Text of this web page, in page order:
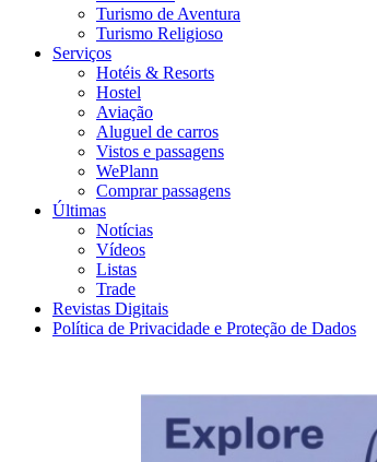
Turismo de Aventura
Turismo Religioso
Serviços
Hotéis & Resorts
Hostel
Aviação
Aluguel de carros
Vistos e passagens
WePlann
Comprar passagens
Últimas
Notícias
Vídeos
Listas
Trade
Revistas Digitais
Política de Privacidade e Proteção de Dados